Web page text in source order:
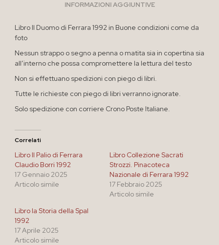
INFORMAZIONI AGGIUNTIVE
Libro Il Duomo di Ferrara 1992 in Buone condizioni come da
foto
Nessun strappo o segno a penna o matita sia in copertina sia
all’interno che possa compromettere la lettura del testo
Non si effettuano spedizioni con piego di libri.
Tutte le richieste con piego di libri verranno ignorate.
Solo spedizione con corriere Crono Poste Italiane.
Correlati
Libro Il Palio di Ferrara
Claudio Borri 1992
17 Gennaio 2025
Articolo simile
Libro Collezione Sacrati
Strozzi. Pinacoteca
Nazionale di Ferrara 1992
17 Febbraio 2025
Articolo simile
Libro la Storia della Spal
1992
17 Aprile 2025
Articolo simile